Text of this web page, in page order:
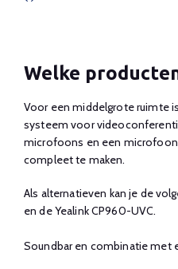
Welke
Voor een middelgrote ruimte
systeem voor
microfoons en een
compleet te maken.
Als alternatieven kan je de
en de Yealink CP960-UVC.
Soundbar en combinatie met